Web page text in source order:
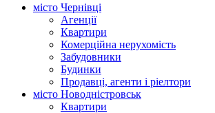
місто Чернівці
Агенції
Квартири
Комерційна нерухомість
Забудовники
Будинки
Продавці, агенти і ріелтори
місто Новодністровськ
Квартири